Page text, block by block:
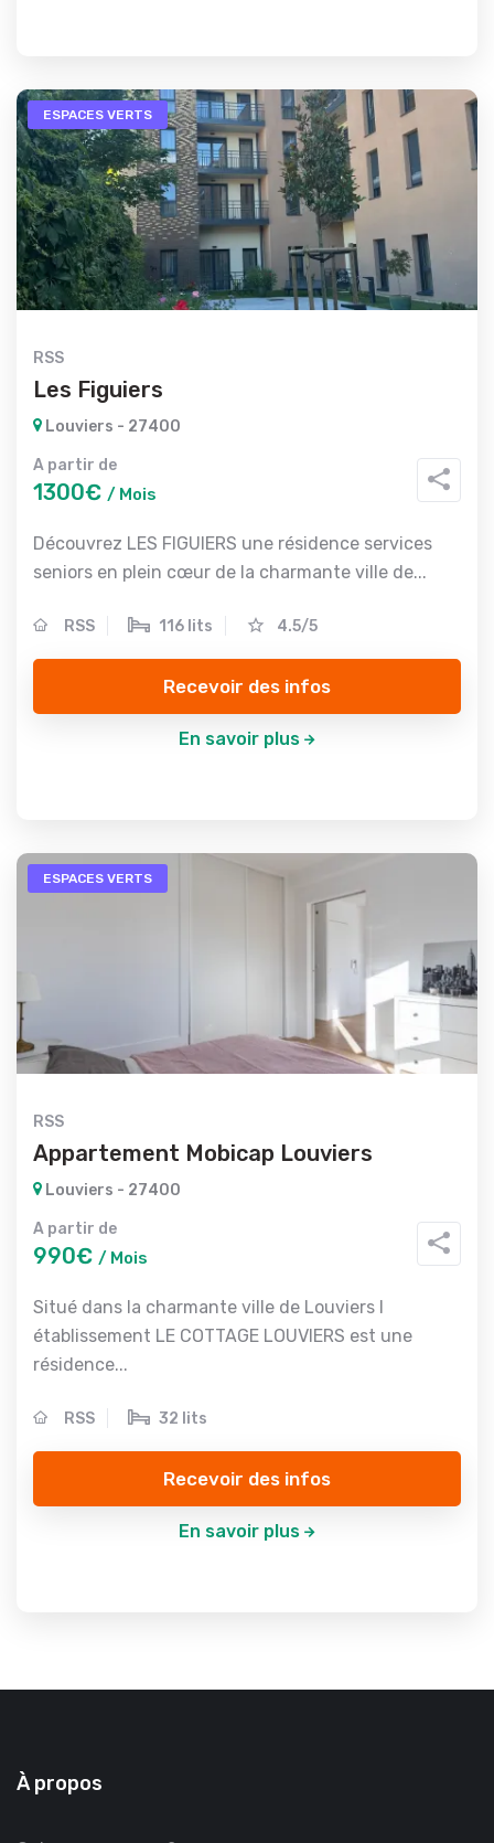
ESPACES VERTS
RSS
Les Figuiers
Louviers - 27400
A partir de
1300€ / Mois
Découvrez LES FIGUIERS une résidence services
seniors en plein cœur de la charmante ville de...
RSS 116 lits 4.5/5
Recevoir des infos
En savoir plus
ESPACES VERTS
RSS
Appartement Mobicap Louviers
Louviers - 27400
A partir de
990€ / Mois
Situé dans la charmante ville de Louviers l
établissement LE COTTAGE LOUVIERS est une
résidence...
RSS 32 lits
Recevoir des infos
En savoir plus
À propos